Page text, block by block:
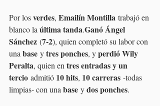
Por los verdes, Emailín Montilla trabajó en
blanco la última tanda.Ganó Ángel
Sánchez (7-2), quien completó su labor con
una base y tres ponches, y perdió Wily
Peralta, quien en tres entradas y un
tercio admitió 10 hits, 10 carreras -todas
limpias- con una base y dos ponches.